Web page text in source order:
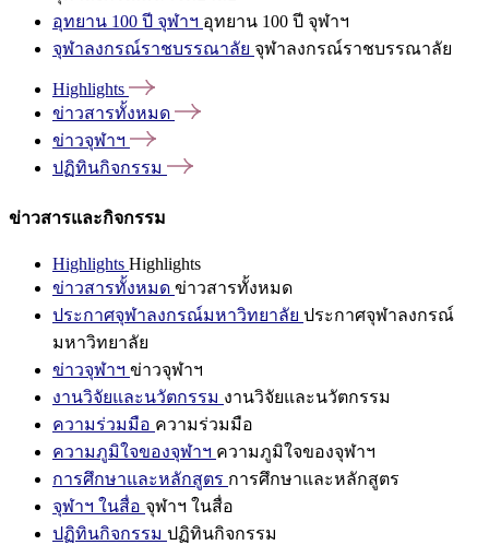
อุทยาน 100 ปี จุฬาฯ อุทยาน 100 ปี จุฬาฯ
จุฬาลงกรณ์ราชบรรณาลัย จุฬาลงกรณ์ราชบรรณาลัย
Highlights
ข่าวสารทั้งหมด
ข่าวจุฬาฯ
ปฏิทินกิจกรรม
ข่าวสารและกิจกรรม
Highlights Highlights
ข่าวสารทั้งหมด ข่าวสารทั้งหมด
ประกาศจุฬาลงกรณ์มหาวิทยาลัย ประกาศจุฬาลงกรณ์
มหาวิทยาลัย
ข่าวจุฬาฯ ข่าวจุฬาฯ
งานวิจัยและนวัตกรรม งานวิจัยและนวัตกรรม
ความร่วมมือ ความร่วมมือ
ความภูมิใจของจุฬาฯ ความภูมิใจของจุฬาฯ
การศึกษาและหลักสูตร การศึกษาและหลักสูตร
จุฬาฯ ในสื่อ จุฬาฯ ในสื่อ
ปฏิทินกิจกรรม ปฏิทินกิจกรรม